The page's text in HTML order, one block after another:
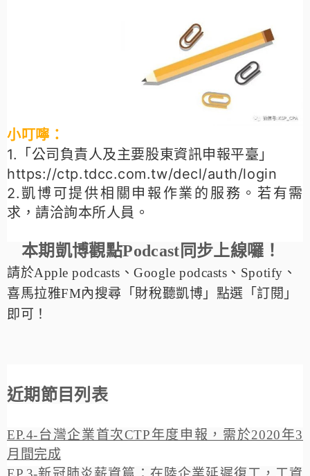
小叮嚀：
1.「公司負責人及主要股東資訊申報平臺」
https://ctp.tdcc.com.tw/decl/auth/login
2.凱博可提供相關申報作業的服務。 若有需
求，請洽詢本所人員。
本期凱博觀點Podcast同步上線囉！
請於Apple podcasts、Google podcasts、Spotify、
喜馬拉雅FM內搜尋「 財稅聽凱博 」點選「訂閱」
即可！
近期節目列表
EP.4-台灣企業首次CTP年度申報，需於2020年3
月間完成